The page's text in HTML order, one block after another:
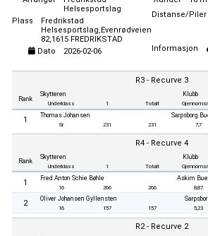
Helsesportslag
Plass
Fredrikstad
Helsesportslag,Evenrødveien
82,1615 FREDRIKSTAD
Dato
2026-02-06
Distanse/Piler
Informasjon
R3 - Recurve 3
Rank
Skytteren Klubb
Underklass 1 Totalt
1
Thomas Johansen Sarpsborg
Sr 231 231 7,7
R4 - Recurve 4
Rank
Skytteren Klubb
Underklass 1 Totalt
1
Fred Anton Schie Bøhle Askim
16 266 266 8,87
2
Oliver Johansen Gyllensten
16 157 157 5,23
R2 - Recurve 2